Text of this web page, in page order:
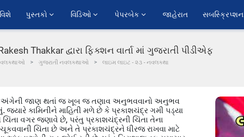
પુસ્તકો વિડિઓ પેપરબેક જાહેરાત સબસ્ક્રિપ્શન
Thakkar દ્વારા ફિક્શન વાર્તા માં ગુજરાતી પીડીએફ
ગુજરાતી નવલકથાઓ લાઇમ લાઇટ - ૨૩ - નવલકથા
અંગેની જાણ થતાં જ ખૂબ જ તણાવ અનુભવવાનો અનુભવ
કામિનીને માહિતી મળે છે કે પ્રકાશચંદ્ર ગમી પડ્યા
વગર જણાવે છે, પરંતુ પ્રકાશચંદ્રની ચિંતા તેના
ચિંતા છે અને તે પ્રકાશચંદ્રને ધીરજ રાખવા માટે